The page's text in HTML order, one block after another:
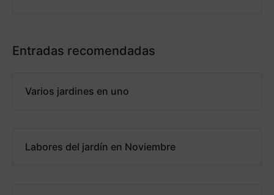
Entradas recomendadas
Varios jardines en uno
Labores del jardín en Noviembre